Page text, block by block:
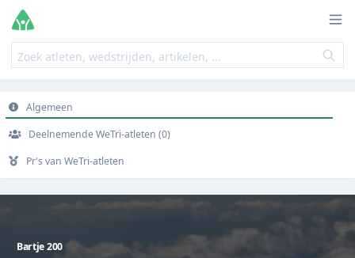
Algemeen
Deelnemende WeTri-atleten (0)
Pr's van WeTri-atleten
Bartje 200